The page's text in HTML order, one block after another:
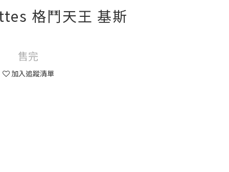
格鬥天王 基斯
售完
加入追蹤清單